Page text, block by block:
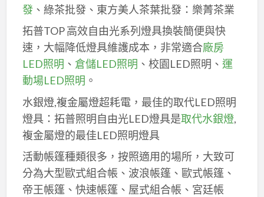
發、綠茶批發、東方美人茶葉批發：樂菁茶業
拓普TOP 高效自由光系列燈具換裝簡便與快
速，大幅降低燈具維護成本，非常適合廠房
LED照明 、 倉儲LED照明 、校園LED照明、 運
動場LED照明 。
水銀燈,複金屬燈超耗電，最佳的取代LED照明
燈具：拓普照明自由光LED燈具是取代水銀燈,
複金屬燈的最佳LED照明燈具
活動帳篷種類很多，按照適用的場所，大致可
分為大型歐式組合帳、波浪帳篷、歐式帳篷、
帝王帳篷、快速帳篷、屋式組合帳、宮廷帳